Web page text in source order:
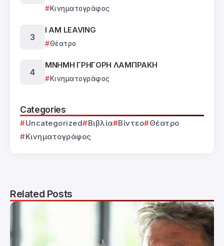
Κινηματογράφος
I AM LEAVING
Θέατρο
ΜΝΗΜΗ ΓΡΗΓΟΡΗ ΛΑΜΠΡΑΚΗ
Κινηματογράφος
Categories
Uncategorized Βιβλία Βίντεο
Θέατρο
Κινηματογράφος
Related Posts